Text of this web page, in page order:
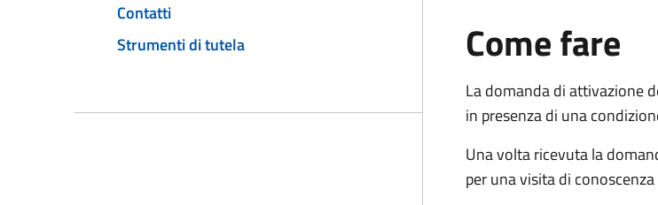
Contatti
Strumenti di tutela
Come fare
La domanda di attivazione
in presenza di una
Una volta ricevuta la
per una visita di